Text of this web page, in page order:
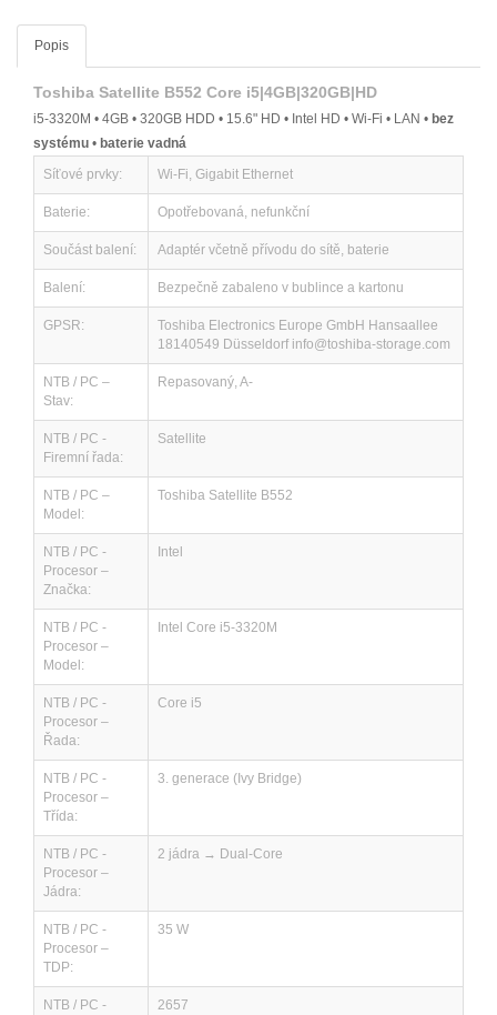
Popis
Toshiba Satellite B552 Core i5|4GB|320GB|HD
i5-3320M • 4GB • 320GB HDD • 15.6" HD • Intel HD • Wi-Fi • LAN • bez
systému • baterie vadná
Síťové prvky:
Wi-Fi, Gigabit Ethernet
Baterie: Opotřebovaná, nefunkční
Součást balení: Adaptér včetně přívodu do sítě, baterie
Balení: Bezpečně zabaleno v bublince a kartonu
GPSR:
Toshiba Electronics Europe GmbH Hansaallee
18140549 Düsseldorf info@toshiba-storage.com
NTB / PC –
Stav:
Repasovaný, A-
NTB / PC -
Firemní řada:
Satellite
NTB / PC –
Model:
Toshiba Satellite B552
NTB / PC -
Procesor –
Značka:
Intel
NTB / PC -
Procesor –
Model:
Intel Core i5-3320M
NTB / PC -
Procesor –
Řada:
Core i5
NTB / PC -
Procesor –
Třída:
3. generace (Ivy Bridge)
NTB / PC -
Procesor –
Jádra:
2 jádra → Dual-Core
NTB / PC -
Procesor –
TDP:
35 W
NTB / PC -
2657